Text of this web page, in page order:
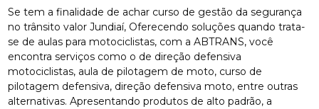
Se tem a finalidade de achar curso de gestão da segurança
no trânsito valor Jundiaí, Oferecendo soluções quando trata-
se de aulas para motociclistas, com a ABTRANS, você
encontra serviços como o de direção defensiva
motociclistas, aula de pilotagem de moto, curso de
pilotagem defensiva, direção defensiva moto, entre outras
alternativas. Apresentando produtos de alto padrão, a